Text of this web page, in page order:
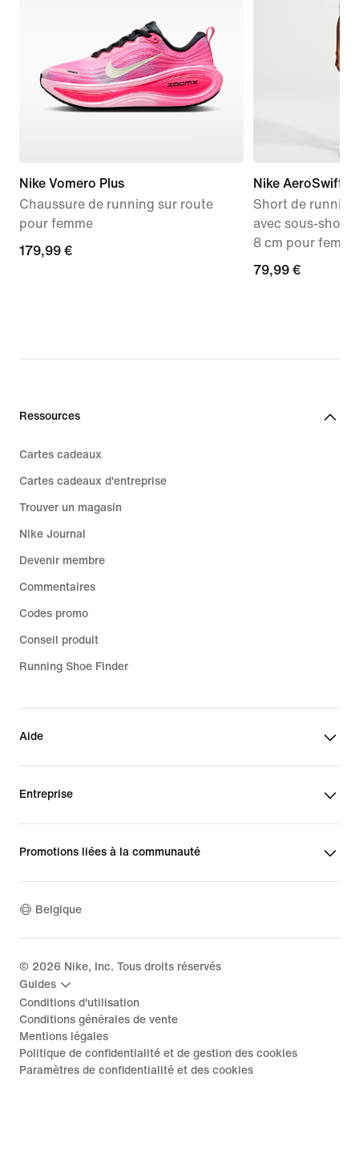
Nike Vomero Plus
Chaussure de running sur route
pour femme
179,99 €
179,99 €
Nike AeroSwift
Short de
avec sous-short
8 cm pour femme
79,99 €
79,99 €
Ressources
Cartes cadeaux
Cartes cadeaux d'entreprise
Trouver un magasin
Nike Journal
Devenir membre
Commentaires
Codes promo
Conseil produit
Running Shoe Finder
Aide
Entreprise
Promotions liées à la communauté
Belgique
© 2026 Nike, Inc. Tous droits réservés
Guides
Conditions d'utilisation
Conditions générales de vente
Mentions légales
Politique de confidentialité et de gestion des cookies
Paramètres de confidentialité et des cookies